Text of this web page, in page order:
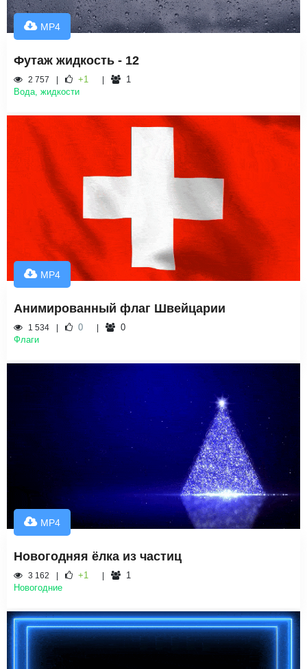
MP4
Футаж жидкость - 12
2 757 +1
1
Вода, жидкости
MP4
Анимированный флаг Швейцарии
1 534 0
0
Флаги
MP4
Новогодняя ёлка из частиц
3 162 +1
1
Новогодние